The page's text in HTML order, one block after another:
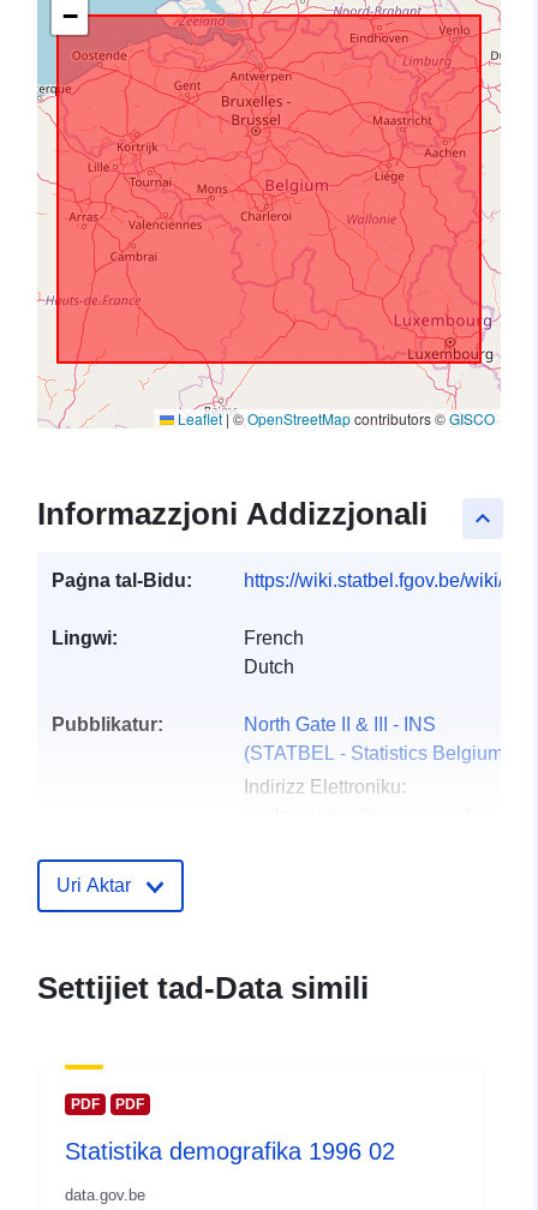
−
Leaflet|©OpenStreetMapcontributors ©GISCO
keyboard_arrow_up
Informazzjoni Addizzjonali
Paġna tal-Bidu: https://wiki.statbel.fgov.be/wiki/
Lingwi:
French
Dutch
Pubblikatur:
North Gate II & III - INS
(STATBEL - Statistics Belgium)
Indirizz Elettroniku:
Indirizz Elettroniku:
https://statbel.fgov.be/en
Uri Aktar
Settijiet tad-Data simili
PDF PDF
Statistika demografika 1996 02
data.gov.be